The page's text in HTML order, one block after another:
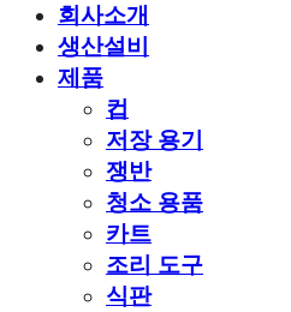
회사소개
생산설비
제품
컵
저장 용기
쟁반
청소 용품
카트
조리 도구
식판